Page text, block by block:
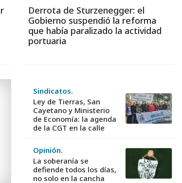
Derrota de Sturzenegger: el
Gobierno suspendió la reforma
que había paralizado la actividad
portuaria
Sindicatos.
Ley de Tierras, San
Cayetano y Ministerio
de Economía: la agenda
de la CGT en la calle
Opinión.
La soberanía se
defiende todos los días,
no solo en la cancha